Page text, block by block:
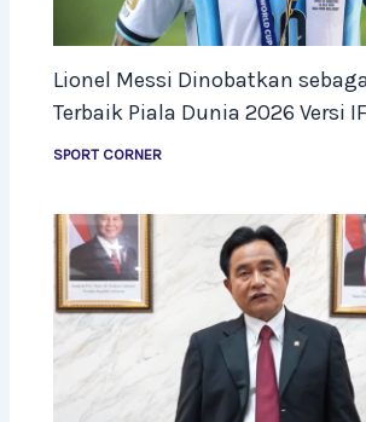
Lionel Messi Dinobatkan
Terbaik Piala Dunia 2026 Versi
SPORT CORNER